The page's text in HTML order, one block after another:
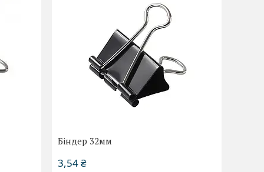
Біндер 32мм
3,54 ₴